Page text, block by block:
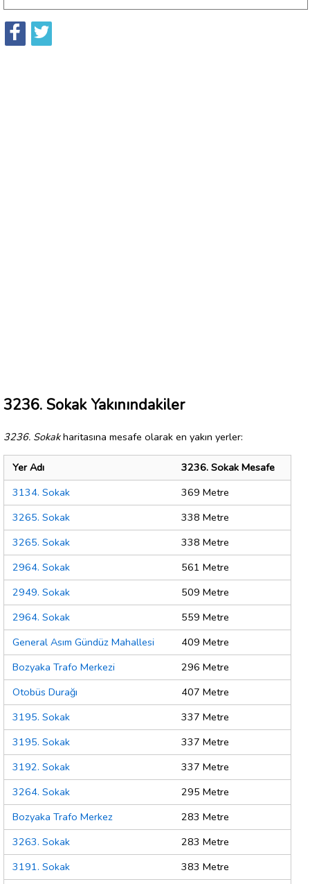
3236. Sokak Yakınındakiler
3236. Sokakharitasına mesafe olarak en yakın yerler:
Yer Adı
3236. Sokak Mesafe
3134. Sokak
369 Metre
3265. Sokak
338 Metre
3265. Sokak
338 Metre
2964. Sokak
561 Metre
2949. Sokak
509 Metre
2964. Sokak
559 Metre
General Asım Gündüz Mahallesi
409 Metre
Bozyaka Trafo Merkezi
296 Metre
Otobüs Durağı
407 Metre
3195. Sokak
337 Metre
3195. Sokak
337 Metre
3192. Sokak
337 Metre
3264. Sokak
295 Metre
Bozyaka Trafo Merkez
283 Metre
3263. Sokak
283 Metre
3191. Sokak
383 Metre